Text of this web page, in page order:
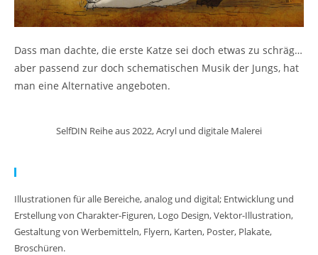
Dass man dachte, die erste Katze sei doch etwas zu schräg…
aber passend zur doch schematischen Musik der Jungs, hat
man eine Alternative angeboten.
SelfDIN Reihe aus 2022, Acryl und digitale Malerei
Illustrationen für alle Bereiche, analog und digital; Entwicklung und
Erstellung von Charakter-Figuren, Logo Design, Vektor-Illustration,
Gestaltung von Werbemitteln, Flyern, Karten, Poster, Plakate,
Broschüren.